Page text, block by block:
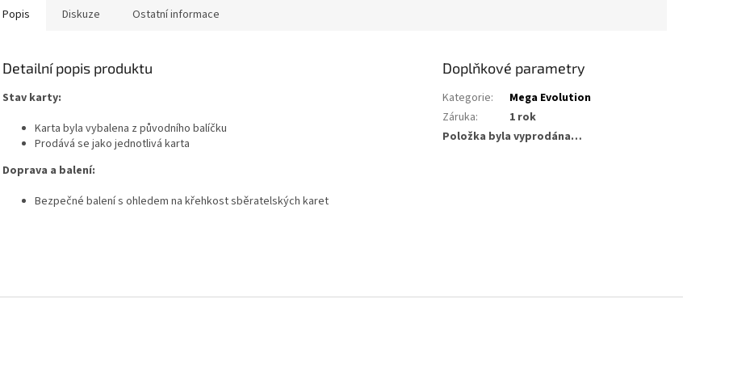
Popis Diskuze Ostatní informace
Detailní popis produktu
Stav karty:
Karta byla vybalena z původního balíčku
Prodává se jako jednotlivá karta
Doprava a balení:
Bezpečné balení s ohledem na křehkost sběratelských karet
Doplňkové parametry
Kategorie:
Mega Evolution
Záruka:
1 rok
Položka byla vyprodána…